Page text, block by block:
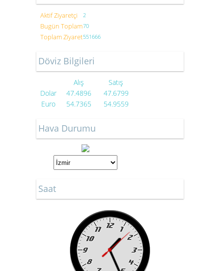
Aktif Ziyaretçi 2
Bugün Toplam70
Toplam Ziyaret551666
Döviz Bilgileri
Alış
Satış
Dolar
47.4896
47.6799
Euro
54.7365 54.9559
Hava Durumu
Saat